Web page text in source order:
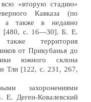
«вторую стадию»
Кавказа (по
а также в недавно
[480, с. 16—30]. Б. Е.
также территория
от Прикубанья до
южного склона
Тли [122, с. 231, 267,
захоронениями
Е. Деген-Ковалевский